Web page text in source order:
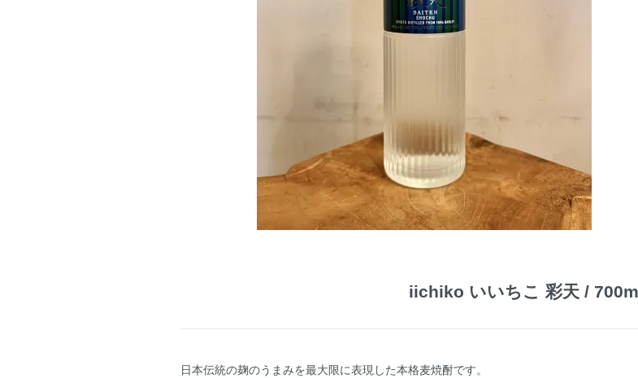
iichiko いいちこ 彩天 /
日本伝統の麹のうまみを最大限に表現した本格麦焼酎です。